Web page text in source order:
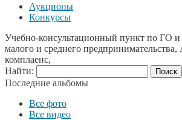
Аукционы
Конкурсы
Учебно-консультационный пункт по ГО
малого и среднего
комплаенс,
Найти:
Последние альбомы
Все фото
Все видео